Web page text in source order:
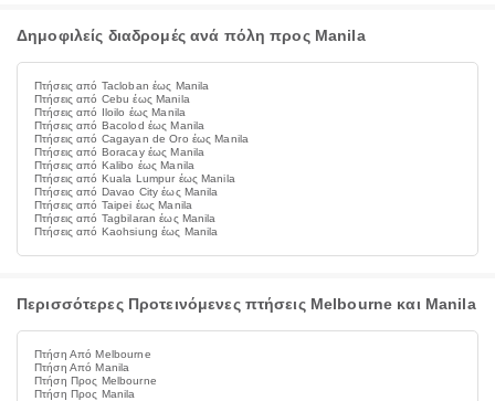
Δημοφιλείς διαδρομές ανά πόλη προς Manila
Πτήσεις από Tacloban έως Manila
Πτήσεις από Cebu έως Manila
Πτήσεις από Iloilo έως Manila
Πτήσεις από Bacolod έως Manila
Πτήσεις από Cagayan de Oro έως Manila
Πτήσεις από Boracay έως Manila
Πτήσεις από Kalibo έως Manila
Πτήσεις από Kuala Lumpur έως Manila
Πτήσεις από Davao City έως Manila
Πτήσεις από Taipei έως Manila
Πτήσεις από Tagbilaran έως Manila
Πτήσεις από Kaohsiung έως Manila
Περισσότερες Προτεινόμενες πτήσεις Melbourne και Manila
Πτήση Από Melbourne
Πτήση Από Manila
Πτήση Προς Melbourne
Πτήση Προς Manila